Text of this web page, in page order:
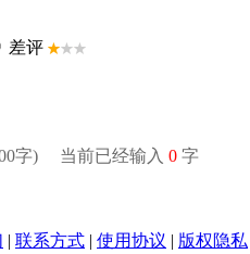
| 联系方式 | 使用协议 | 版权隐私